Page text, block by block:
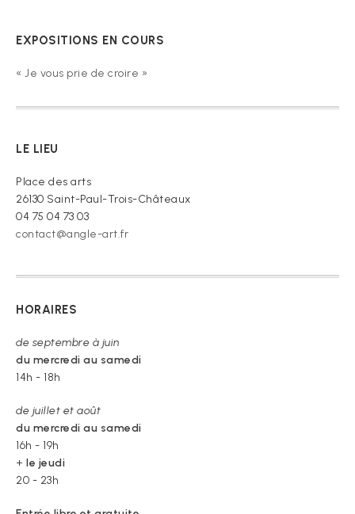
EXPOSITIONS EN COURS
« Je vous prie de croire »
LE LIEU
Place des arts
26130 Saint-Paul-Trois-Châteaux
04 75 04 73 03
contact@angle-art.fr
HORAIRES
de septembre à juin
du mercredi au samedi
14h - 18h
de juillet et août
du mercredi au samedi
16h - 19h
+ le jeudi
20 - 23h